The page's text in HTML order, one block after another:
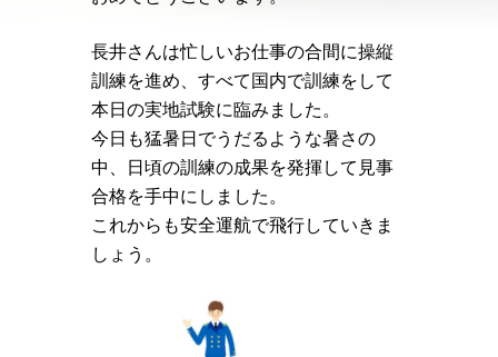
長井さんは忙しいお仕事の合間に操縦
訓練を進め、すべて国内で訓練をして
本日の実地試験に臨みました。
今日も猛暑日でうだるような暑さの
中、日頃の訓練の成果を発揮して見事
合格を手中にしました。
これからも安全運航で飛行していきま
しょう。